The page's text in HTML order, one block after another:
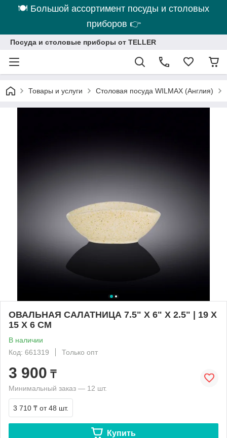
🍽 Большой ассортимент посуды и столовых
приборов 👉
Посуда и столовые приборы от TELLER
Товары и услуги Столовая посуда WILMAX (Англия)
ОВАЛЬНАЯ САЛАТНИЦА 7.5" X 6" X 2.5" | 19 X
15 X 6 CM
В наличии
Код: 661319
Только опт
3 900 ₸
Минимальный заказ — 12 шт.
3 710 ₸ от 48 шт.
Купить